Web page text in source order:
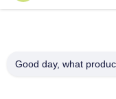
Good day, what